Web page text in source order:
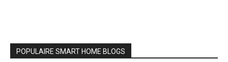
POPULAIRE SMART HOME BLOGS